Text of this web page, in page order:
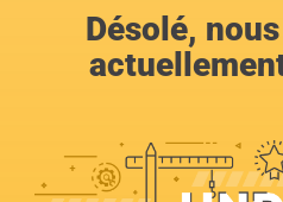
Désolé,